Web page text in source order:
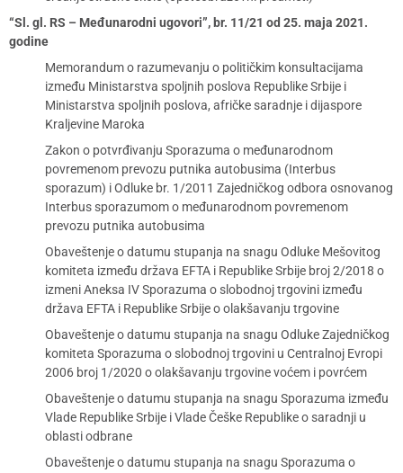
“Sl. gl. RS – Međunarodni ugovori”, br. 11/21 od 25. maja 2021.
godine
Memorandum o razumevanju o političkim konsultacijama
između Ministarstva spoljnih poslova Republike Srbije i
Ministarstva spoljnih poslova, afričke saradnje i dijaspore
Kraljevine Maroka
Zakon o potvrđivanju Sporazuma o međunarodnom
povremenom prevozu putnika autobusima (Interbus
sporazum) i Odluke br. 1/2011 Zajedničkog odbora osnovanog
Interbus sporazumom o međunarodnom povremenom
prevozu putnika autobusima
Obaveštenje o datumu stupanja na snagu Odluke Mešovitog
komiteta između država EFTA i Republike Srbije broj 2/2018 o
izmeni Aneksa IV Sporazuma o slobodnoj trgovini između
država EFTA i Republike Srbije o olakšavanju trgovine
Obaveštenje o datumu stupanja na snagu Odluke Zajedničkog
komiteta Sporazuma o slobodnoj trgovini u Centralnoj Evropi
2006 broj 1/2020 o olakšavanju trgovine voćem i povrćem
Obaveštenje o datumu stupanja na snagu Sporazuma između
Vlade Republike Srbije i Vlade Češke Republike o saradnji u
oblasti odbrane
Obaveštenje o datumu stupanja na snagu Sporazuma o